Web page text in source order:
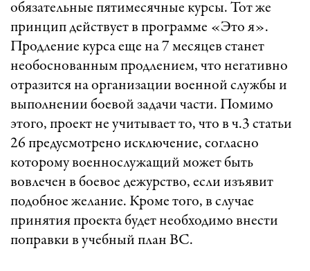
обязательные пятимесячные курсы. Тот же
принцип действует в программе «Это я».
Продление курса еще на 7 месяцев станет
необоснованным продлением, что негативно
отразится на организации военной службы и
выполнении боевой задачи части. Помимо
этого, проект не учитывает то, что в ч.3 статьи
26 предусмотрено исключение, согласно
которому военнослужащий может быть
вовлечен в боевое дежурство, если изъявит
подобное желание. Кроме того, в случае
принятия проекта будет необходимо внести
поправки в учебный план ВС.